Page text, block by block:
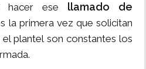
hacer ese llamado de
la primera vez que solicitan
el plantel son constantes los